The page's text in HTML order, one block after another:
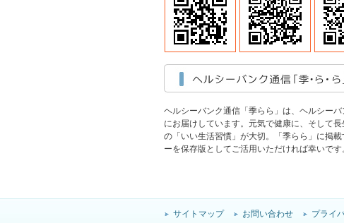
ヘルシーバンク通信「季らら」は、ヘルシー
にお届けしています。元気で健康に、そして
の「いい生活習慣」が大切。「季らら」に掲
ーを保存版としてご活用いただければ幸いです
サイトマップ お問い合わせ プライ